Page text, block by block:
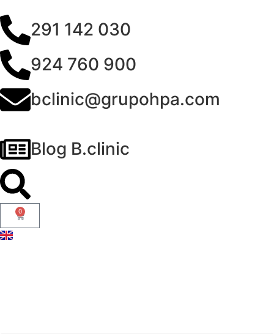
291 142 030
924 760 900
bclinic@grupohpa.com
Blog B.clinic
0